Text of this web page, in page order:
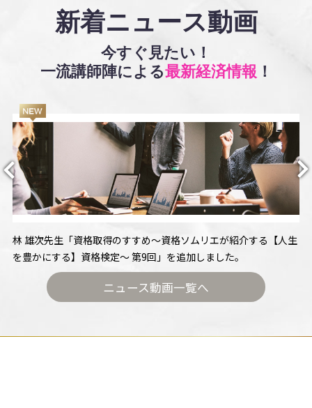
新着ニュース動画
今すぐ見たい！
一流講師陣による最新経済情報 ！
ニュース動画一覧へ
林 雄次先生「資格取得のすすめ〜資格ソムリエが紹介する【人生
を豊かにする】資格検定～ 第9回」を追加しました。